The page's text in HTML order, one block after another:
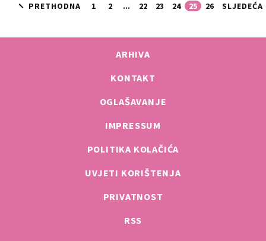
PRETHODNA 1 2 ... 22 23 24 25 26 SLJEDEĆA
ARHIVA
KONTAKT
OGLAŠAVANJE
IMPRESSUM
POLITIKA KOLAČIĆA
UVJETI KORIŠTENJA
PRIVATNOST
RSS